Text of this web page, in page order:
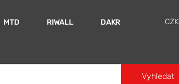
MTD RIWALL DAKR CZK
Vyhledat